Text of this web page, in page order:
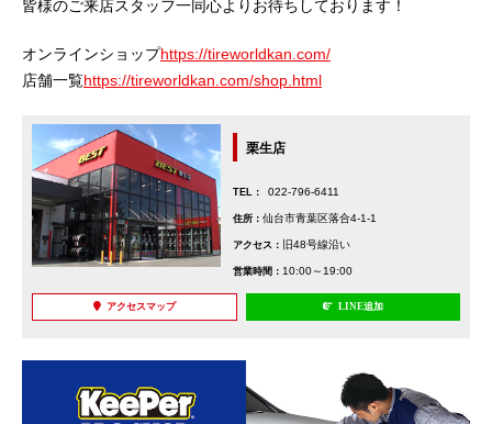
皆様のご来店スタッフ一同心よりお待ちしております！
オンラインショップhttps://tireworldkan.com/
店舗一覧https://tireworldkan.com/shop.html
栗生店
TEL： 022-796-6411
住所：仙台市青葉区落合4-1-1
アクセス： 旧48号線沿い
営業時間： 10:00～19:00
アクセスマップ LINE追加